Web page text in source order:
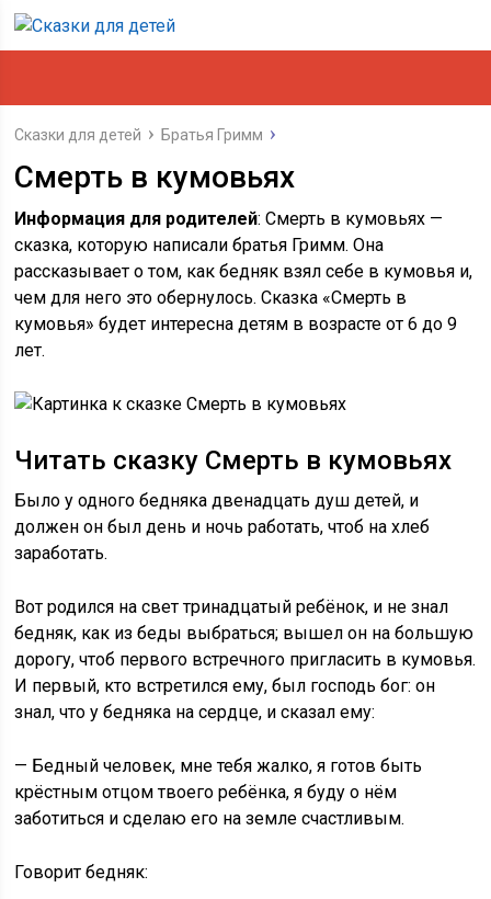
Сказки для детей Братья Гримм
Смерть в кумовьях
Информация для родителей: Смерть в кумовьях —
сказка, которую написали братья Гримм. Она
рассказывает о том, как бедняк взял себе в кумовья и,
чем для него это обернулось. Сказка «Смерть в
кумовья» будет интересна детям в возрасте от 6 до 9
лет.
Читать сказку Смерть в кумовьях
Было у одного бедняка двенадцать душ детей, и
должен он был день и ночь работать, чтоб на хлеб
заработать.
Вот родился на свет тринадцатый ребёнок, и не знал
бедняк, как из беды выбраться; вышел он на большую
дорогу, чтоб первого встречного пригласить в кумовья.
И первый, кто встретился ему, был господь бог: он
знал, что у бедняка на сердце, и сказал ему:
— Бедный человек, мне тебя жалко, я готов быть
крёстным отцом твоего ребёнка, я буду о нём
заботиться и сделаю его на земле счастливым.
Говорит бедняк: